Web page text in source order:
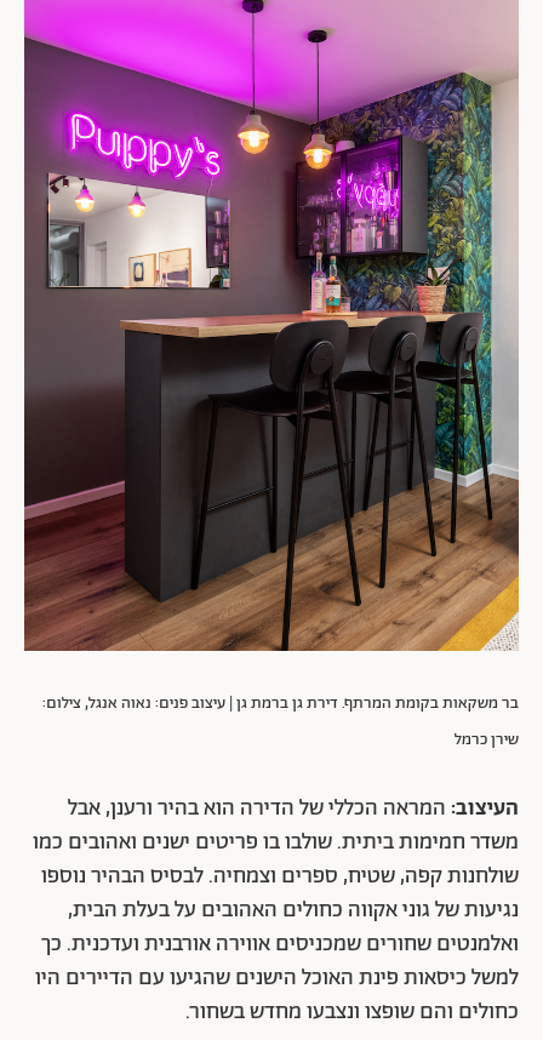
בר משקאות בקומת המרתף. דירת גן ברמת גן | עיצוב פנים: נאוה אנגל, צילום:
שירן כרמל
העיצוב: המראה הכללי של הדירה הוא בהיר ורענן, אבל
משדר חמימות ביתית. שולבו בו פריטים ישנים ואהובים כמו
שולחנות קפה, שטיח, ספרים וצמחיה. לבסיס הבהיר נוספו
נגיעות של גוני אקווה כחולים האהובים על בעלת הבית,
ואלמנטים שחורים שמכניסים אווירה אורבנית ועדכנית. כך
למשל כיסאות פינת האוכל הישנים שהגיעו עם הדיירים היו
כחולים והם שופצו ונצבעו מחדש בשחור.